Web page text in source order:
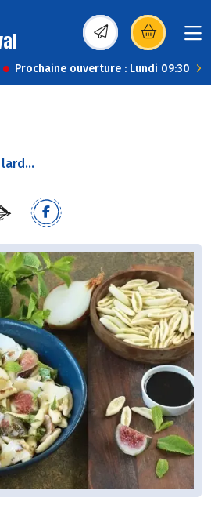
(s’ouvre dans une
Prochaine ouverture : Lundi 09:30